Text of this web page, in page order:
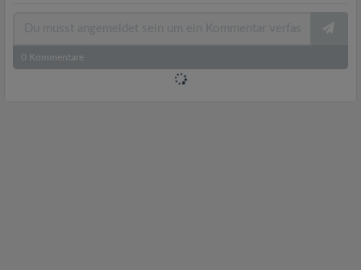
0 Kommentare